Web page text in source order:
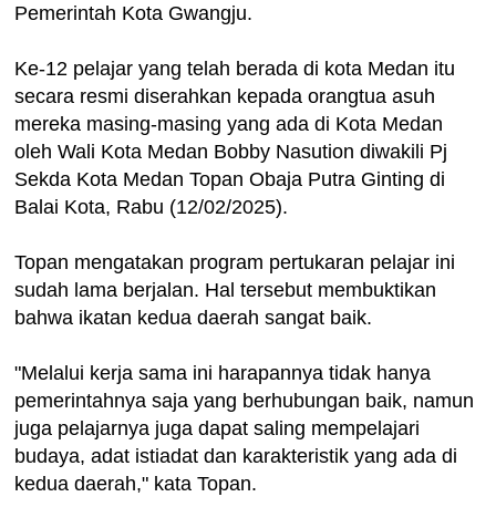
Pemerintah Kota Gwangju.
Ke-12 pelajar yang telah berada di kota Medan itu
secara resmi diserahkan kepada orangtua asuh
mereka masing-masing yang ada di Kota Medan
oleh Wali Kota Medan Bobby Nasution diwakili Pj
Sekda Kota Medan Topan Obaja Putra Ginting di
Balai Kota, Rabu (12/02/2025).
Topan mengatakan program pertukaran pelajar ini
sudah lama berjalan. Hal tersebut membuktikan
bahwa ikatan kedua daerah sangat baik.
"Melalui kerja sama ini harapannya tidak hanya
pemerintahnya saja yang berhubungan baik, namun
juga pelajarnya juga dapat saling mempelajari
budaya, adat istiadat dan karakteristik yang ada di
kedua daerah," kata Topan.